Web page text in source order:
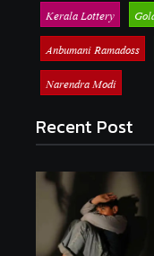
Kerala Lottery
Anbumani Ramadoss
Narendra Modi
Recent Post